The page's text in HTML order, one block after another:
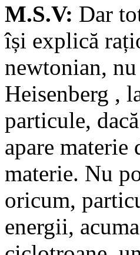
M.S.V: Dar
își explică
newtonian,
Heisenberg ,
particule,
apare
materie. Nu
oricum,
energii,